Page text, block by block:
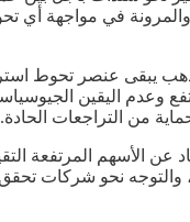
والمرونة في مواجهة أي
يبقى عنصر تحوط
وعدم اليقين
من التراجعات الحادة.
عن الأسهم المرتفعة
والتوجه نحو شركات تحقق